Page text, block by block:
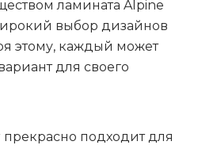
ламината Alpine
выбор дизайнов
этому, каждый может
для своего
подходит для